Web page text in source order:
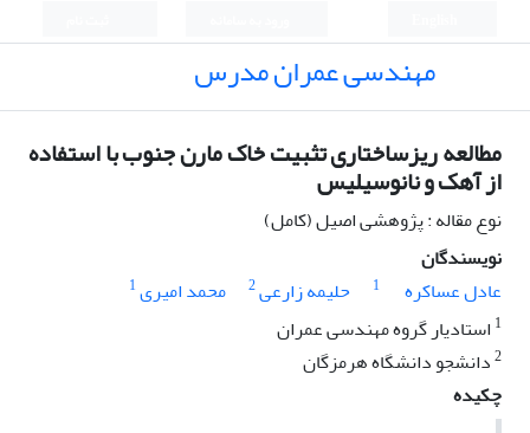
مهندسی عمران مدرس
مطالعه ریزساختاری تثبیت خاک مارن جنوب با استفاده
از آهک و نانوسیلیس
نوع مقاله : پژوهشی اصیل (کامل)
نویسندگان
عادل عساکره
1 حلیمه زارعی2 محمد امیری1
1 استادیار گروه مهندسی عمران
2دانشجو دانشگاه هرمزگان
چکیده